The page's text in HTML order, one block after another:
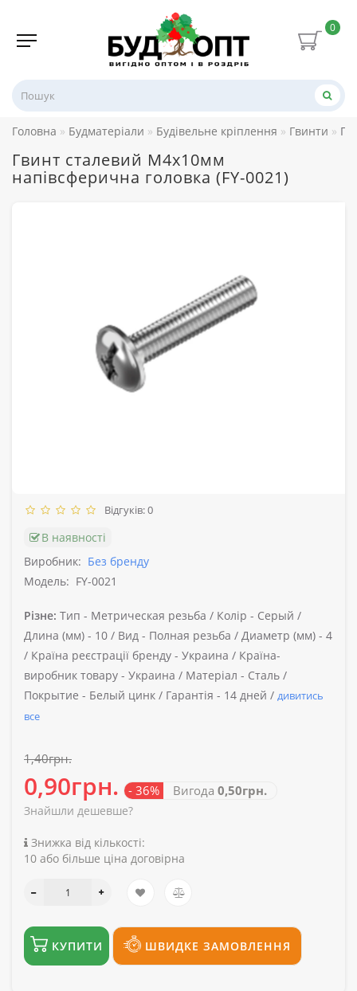
0
Головна Будматеріали Будівельне кріплення Гвинти
Гвинт сталевий М4х10мм
напівсферична головка (FY-0021)
Відгуків: 0
В наявності
Виробник: Без бренду
Модель: FY-0021
Різне: Тип - Метрическая резьба / Колір - Серый /
Длина (мм) - 10 / Вид - Полная резьба / Диаметр (мм) - 4
/ Країна реєстрації бренду - Украина / Країна-
виробник товару - Украина / Матеріал - Сталь /
Покрытие - Белый цинк / Гарантія - 14 дней / дивитись
все
1,40грн.
0,90грн. - 36% Вигода 0,50грн.
Знайшли дешевше?
Знижка від кількості:
10 або більше ціна договірна
КУПИТИ ШВИДКЕ ЗАМОВЛЕННЯ